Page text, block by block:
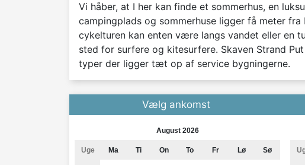
Vi håber, at I her kan finde et sommerhus, en
campingplads og sommerhuse ligger få meter
cykelturen kan enten være langs vandet eller en
sted for surfere og kitesurfere. Skaven Strand
typer der ligger tæt op af service bygningerne.
Vælg ankomst
August 2026
Uge Ma Ti On To Fr Lø Sø